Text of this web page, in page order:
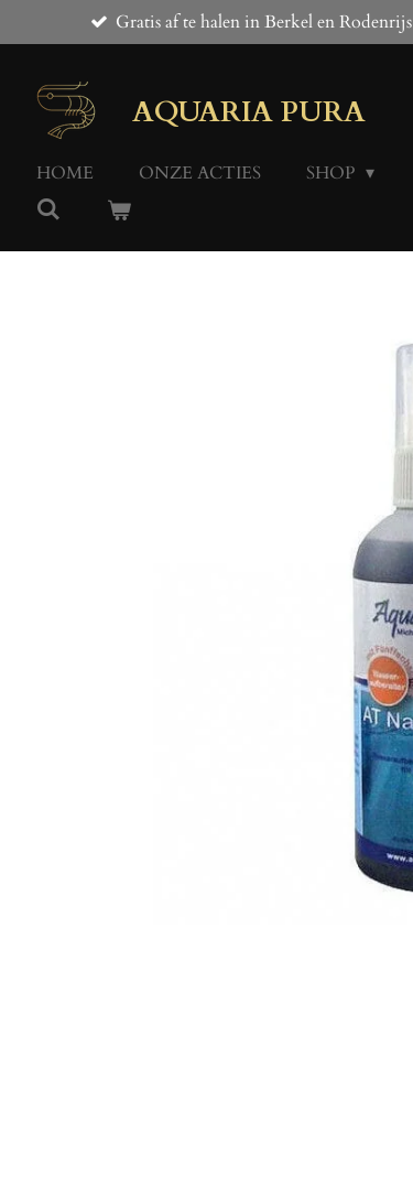
direct
hoofdinhoud
Gratis af te halen in Berkel en Rodenrijs
AQUARIA PURA
HOME ONZE ACTIES SHOP